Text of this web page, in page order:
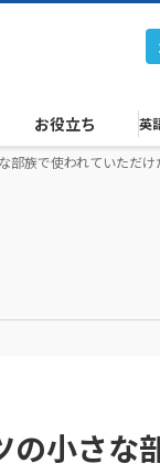
お役立ち 英
部族で使われていただけ
の小さな